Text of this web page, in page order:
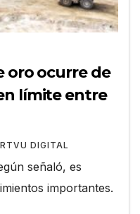
oro ocurre de
límite entre
RTVU DIGITAL
señaló, es
importantes.